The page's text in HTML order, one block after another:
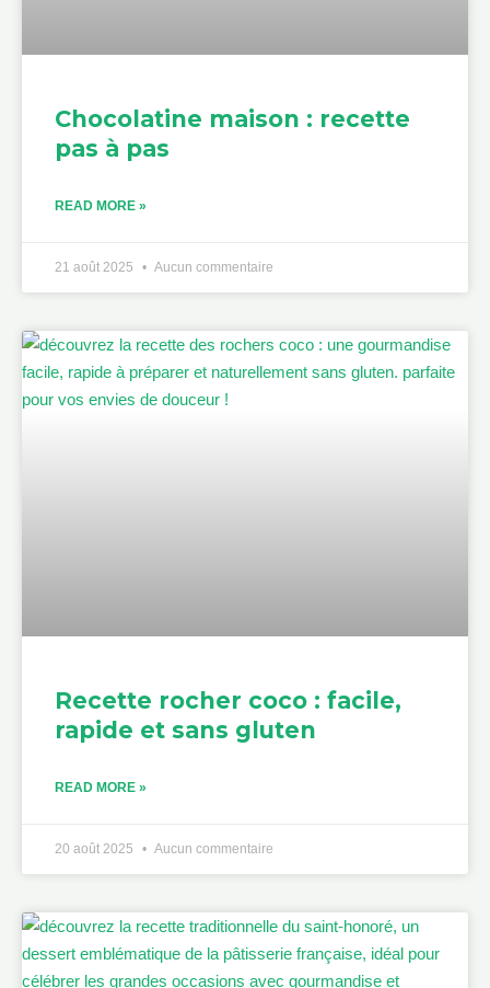
Chocolatine maison : recette
pas à pas
READ MORE »
21 août 2025 Aucun commentaire
Recette rocher coco : facile,
rapide et sans gluten
READ MORE »
20 août 2025 Aucun commentaire